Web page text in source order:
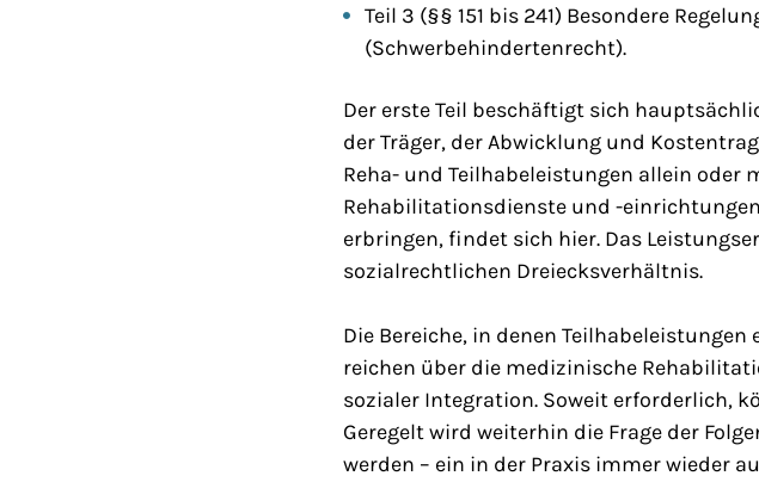
Teil 3 (§§ 151 bis 241) Besondere
(Schwerbehindertenrecht).
Der erste Teil beschäftigt sich
der Träger, der Abwicklung und
Reha- und Teilhabeleistungen allein
Rehabilitationsdienste und -
erbringen, findet sich hier. Das
sozialrechtlichen Dreiecksverhältnis.
Die Bereiche, in denen
reichen über die medizinische
sozialer Integration. Soweit erforderlich,
Geregelt wird weiterhin die Frage der
werden – ein in der Praxis immer wieder